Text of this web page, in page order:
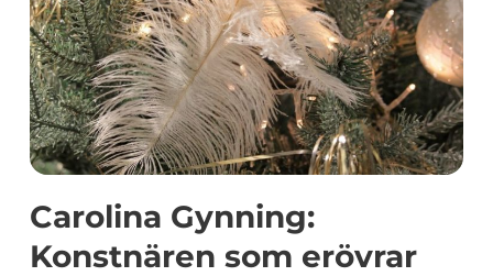
Carolina Gynning:
Konstnären som erövrar